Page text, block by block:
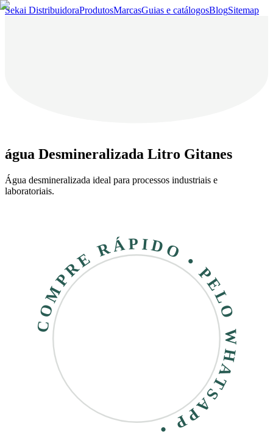
Sekai DistribuidoraProdutosMarcasGuias e catálogosBlogSitemap
água Desmineralizada Litro Gitanes
Água desmineralizada ideal para processos industriais e
laboratoriais.
COMPRE RÁPIDO • PELO WHATSAPP •